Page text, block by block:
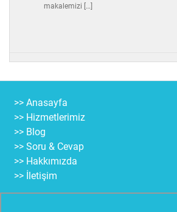
makalemizi […]
>> Anasayfa
>> Hizmetlerimiz
>> Blog
>> Soru & Cevap
>> Hakkımızda
>> İletişim